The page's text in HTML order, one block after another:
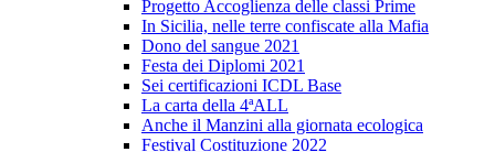
Progetto Accoglienza delle classi Prime
In Sicilia, nelle terre confiscate alla Mafia
Dono del sangue 2021
Festa dei Diplomi 2021
Sei certificazioni ICDL Base
La carta della 4ªALL
Anche il Manzini alla giornata ecologica
Festival Costituzione 2022